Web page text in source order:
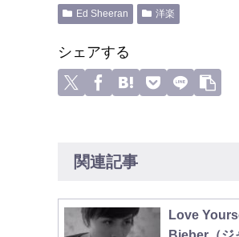
Ed Sheeran 洋楽
シェアする
関連記事
Love